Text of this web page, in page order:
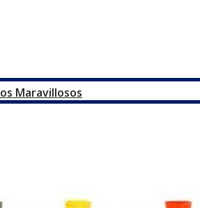
Maravillosos